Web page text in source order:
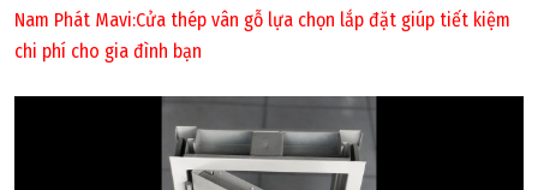
Nam Phát Mavi:Cửa thép vân gỗ lựa chọn lắp đặt giúp tiết kiệm
chi phí cho gia đình bạn